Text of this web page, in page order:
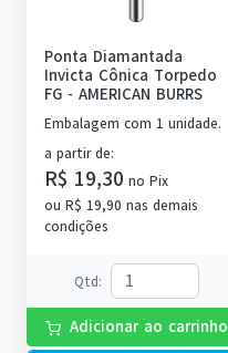
Ponta Diamantada
Invicta Cônica Torpedo
FG - AMERICAN BURRS
Embalagem com 1 unidade.
a partir de:
R$ 19,30 no Pix
ou R$ 19,90 nas demais
condições
Qtd:
Adicionar ao carrinho